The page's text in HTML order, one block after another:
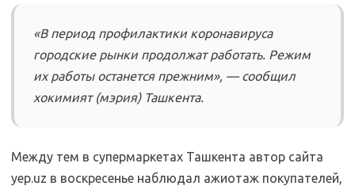
«В период профилактики коронавируса
городские рынки продолжат работать. Режим
их работы останется прежним», — сообщил
хокимият (мэрия) Ташкента.
Между тем в супермаркетах Ташкента автор сайта
yep.uz в воскресенье наблюдал ажиотаж покупателей,